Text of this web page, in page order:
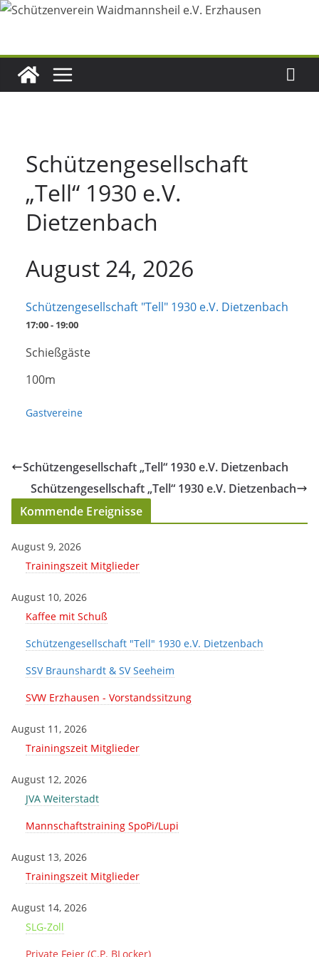
Zum
Schützengesellschaft
„Tell“ 1930 e.V.
Dietzenbach
August 24, 2026
Schützengesellschaft "Tell" 1930 e.V. Dietzenbach
17:00 - 19:00
Schießgäste
100m
Gastvereine
Schützengesellschaft „Tell“ 1930 e.V. Dietzenbach
Schützengesellschaft „Tell“ 1930 e.V. Dietzenbach
Kommende Ereignisse
August 9, 2026
Trainingszeit Mitglieder
August 10, 2026
Kaffee mit Schuß
Schützengesellschaft "Tell" 1930 e.V. Dietzenbach
SSV Braunshardt & SV Seeheim
SVW Erzhausen - Vorstandssitzung
August 11, 2026
Trainingszeit Mitglieder
August 12, 2026
JVA Weiterstadt
Mannschaftstraining SpoPi/Lupi
August 13, 2026
Trainingszeit Mitglieder
August 14, 2026
SLG-Zoll
Private Feier (C.P. BLocker)